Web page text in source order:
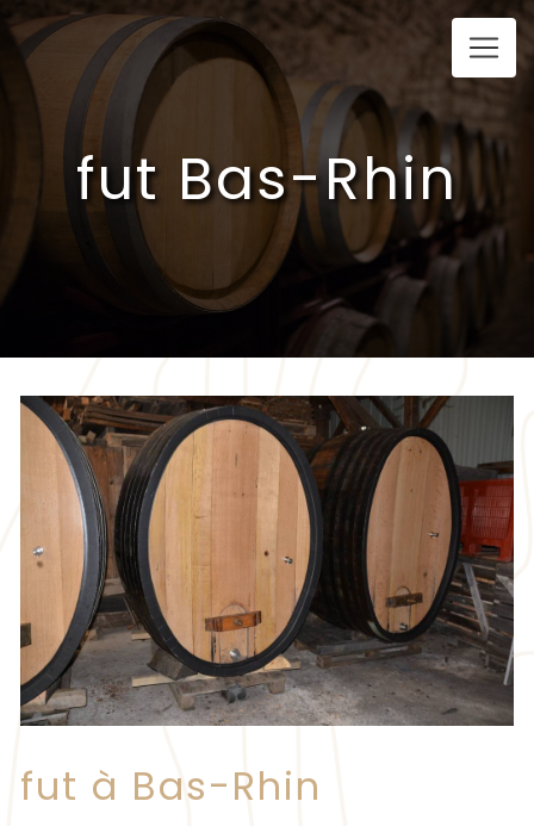
Panneau de gestion des cookies
fut Bas-Rhin
fut à Bas-Rhin